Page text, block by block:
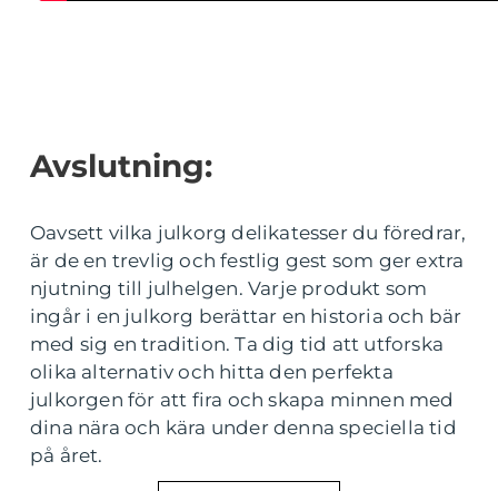
Avslutning:
Oavsett vilka julkorg delikatesser du föredrar,
är de en trevlig och festlig gest som ger extra
njutning till julhelgen. Varje produkt som
ingår i en julkorg berättar en historia och bär
med sig en tradition. Ta dig tid att utforska
olika alternativ och hitta den perfekta
julkorgen för att fira och skapa minnen med
dina nära och kära under denna speciella tid
på året.